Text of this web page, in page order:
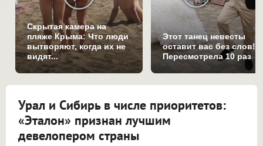
Скрытая камера на
пляже Крыма: Что люди
вытворяют, когда их не
видят...
Этот танец невесты
оставит вас без слов!
Пересмотрела 10 раз
Урал и Сибирь в числе приоритетов:
«Эталон» признан лучшим
девелопером страны